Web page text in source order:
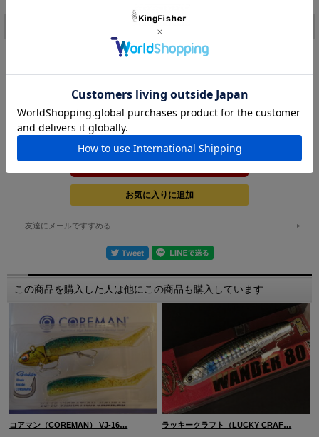
購入数： 個
友達にメールですすめる
この商品を購入した人は他にこの商品も購入しています
コアマン（COREMAN） VJ-16…
ラッキークラフト（LUCKY CRAF…